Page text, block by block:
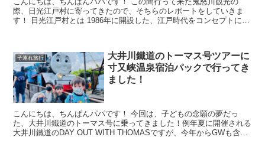
際、日光江戸村に寄ってきたので、そちらのレポートをしていきま
す！ 日光江戸村とは 1986年に開設した、江戸時代をコンセプトにし
子連れ旅行
大井川鐵道のトーマス号ツアーに
寸又峡温泉宿泊パックで行ってき
ました！
こんにちは、ちんぱんパパです！ 今回は、子どもの念願の夢だっ
た、大井川鐵道のトーマス号に乗ってきました！例年夏に開催される
大井川鐵道のDAY OUT WITH THOMASですが、今年からGWも含め